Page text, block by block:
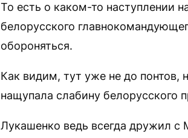
То есть о каком-то наступлении
белорусского
обороняться.
Как видим, тут уже не до понтов,
нащупала слабину белорусского
Лукашенко ведь всегда дружил